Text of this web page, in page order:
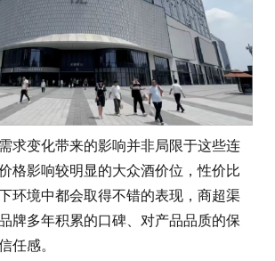
求变化带来的影响并非局限于这些连
格影响较明显的大众酒价位，性价比
环境中都会取得不错的表现，商超渠
牌多年积累的口碑、对产品品质的保
任感。